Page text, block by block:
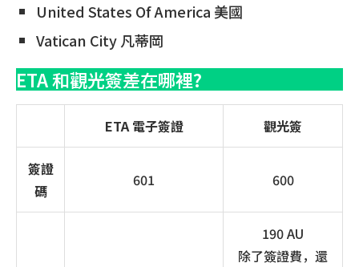
United States Of America 美國
Vatican City 凡蒂岡
ETA 和觀光簽差在哪裡?
ETA 電子簽證 觀光簽
簽證
碼
601 600
190 AU
除了簽證費，還